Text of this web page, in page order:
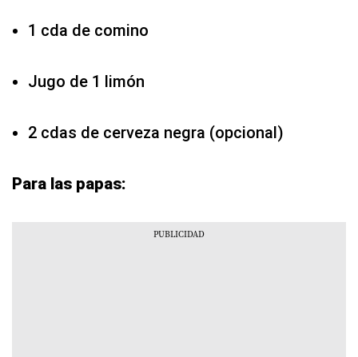
1 cda de comino
Jugo de 1 limón
2 cdas de cerveza negra (opcional)
Para las papas: